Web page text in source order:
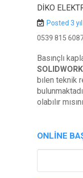
DIKO
Posted 3
0539 815
Basınçlı
bılen teknik
olabılır
ONLINE